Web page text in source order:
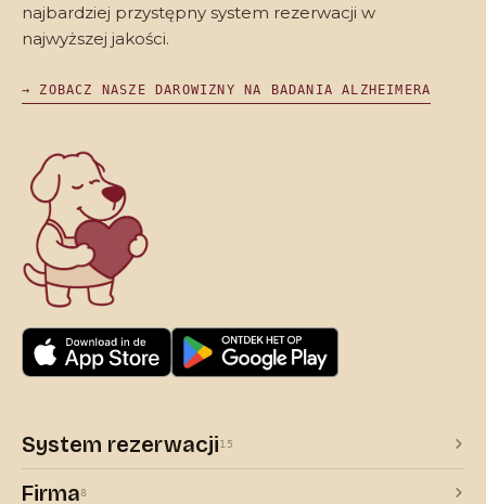
najbardziej przystępny system rezerwacji w
najwyższej jakości.
→ ZOBACZ NASZE DAROWIZNY NA BADANIA ALZHEIMERA
System rezerwacji15
Firma8